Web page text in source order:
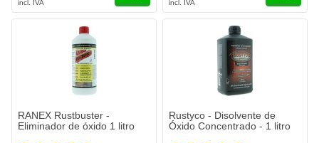
RANEX Rustbuster -
Eliminador de óxido 1 litro
Rustyco - Disolvente de
Óxido Concentrado - 1 litro